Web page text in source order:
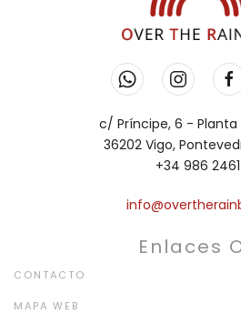
c/ Príncipe, 6 - Planta
36202 Vigo,
+34 986
Enlaces
CONTACTO
MAPA WEB